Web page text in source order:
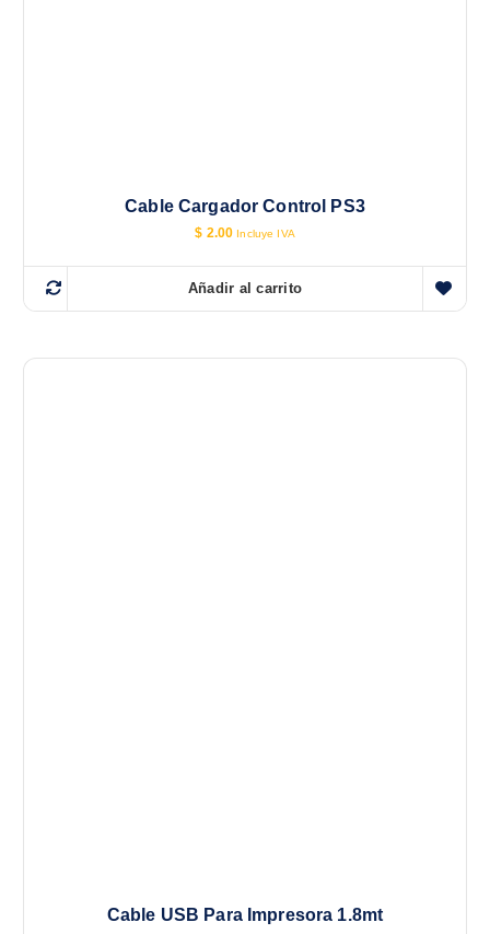
Cable Cargador Control PS3
$ 2.00 Incluye IVA
Añadir al carrito
Cable USB Para Impresora 1.8mt